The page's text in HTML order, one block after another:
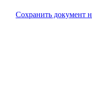
Сохранить документ